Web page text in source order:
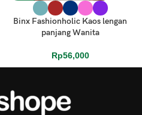
Binx Fashionholic Kaos lengan
panjang Wanita
Rp56,000